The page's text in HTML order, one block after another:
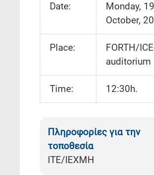
Date:
Monday,
October,
Place:
FORTH/
auditorium
Time: 12:30h.
Πληροφορίες για την
τοποθεσία
ΙΤΕ/ΙΕΧΜΗ